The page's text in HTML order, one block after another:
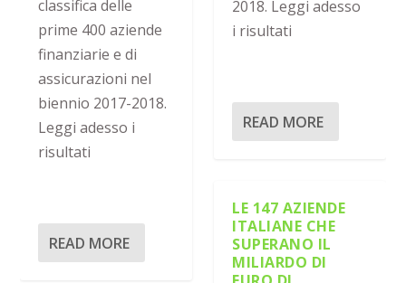
classifica delle
prime 400 aziende
finanziarie e di
assicurazioni nel
biennio 2017-2018.
Leggi adesso i
risultati
READ MORE
2018. Leggi adesso
i risultati
READ MORE
LE 147 AZIENDE
ITALIANE CHE
SUPERANO IL
MILIARDO DI